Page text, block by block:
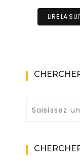
LIRE LA